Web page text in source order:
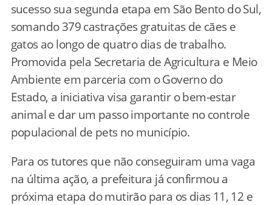
sucesso sua segunda etapa em São Bento do Sul,
somando 379 castrações gratuitas de cães e
gatos ao longo de quatro dias de trabalho.
Promovida pela Secretaria de Agricultura e Meio
Ambiente em parceria com o Governo do
Estado, a iniciativa visa garantir o bem-estar
animal e dar um passo importante no controle
populacional de pets no município.
Para os tutores que não conseguiram uma vaga
na última ação, a prefeitura já confirmou a
próxima etapa do mutirão para os dias 11, 12 e